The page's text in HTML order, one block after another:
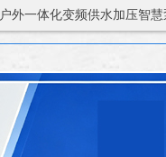
户外一体化变频供水加压智慧